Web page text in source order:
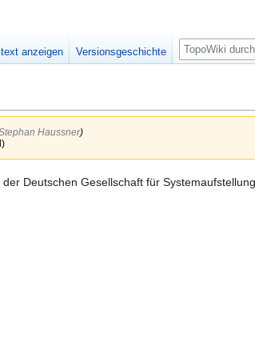
Haussner)
Deutschen Gesellschaft für
anzeigen Versionsgeschichte
Suche